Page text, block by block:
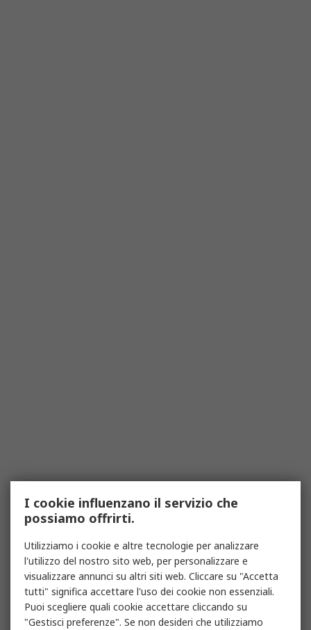
I cookie influenzano il servizio che
possiamo offrirti.
Utilizziamo i cookie e altre tecnologie per analizzare
l'utilizzo del nostro sito web, per personalizzare e
visualizzare annunci su altri siti web. Cliccare su "Accetta
tutti" significa accettare l'uso dei cookie non essenziali.
Puoi scegliere quali cookie accettare cliccando su
"Gestisci preferenze". Se non desideri che utilizziamo